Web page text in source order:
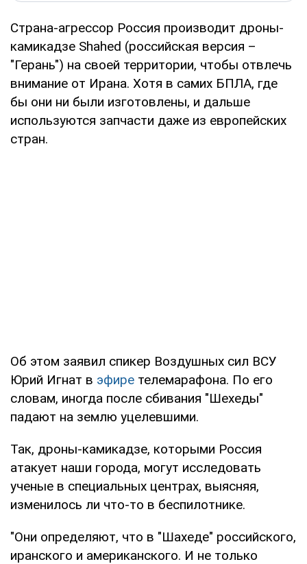
Страна-агрессор Россия производит дроны-
камикадзе Shahed (российская версия –
"Герань") на своей территории, чтобы отвлечь
внимание от Ирана. Хотя в самих БПЛА, где
бы они ни были изготовлены, и дальше
используются запчасти даже из европейских
стран.
Об этом заявил спикер Воздушных сил ВСУ
Юрий Игнат в эфире телемарафона. По его
словам, иногда после сбивания "Шехеды"
падают на землю уцелевшими.
Так, дроны-камикадзе, которыми Россия
атакует наши города, могут исследовать
ученые в специальных центрах, выясняя,
изменилось ли что-то в беспилотнике.
"Они определяют, что в "Шахеде" российского,
иранского и американского. И не только